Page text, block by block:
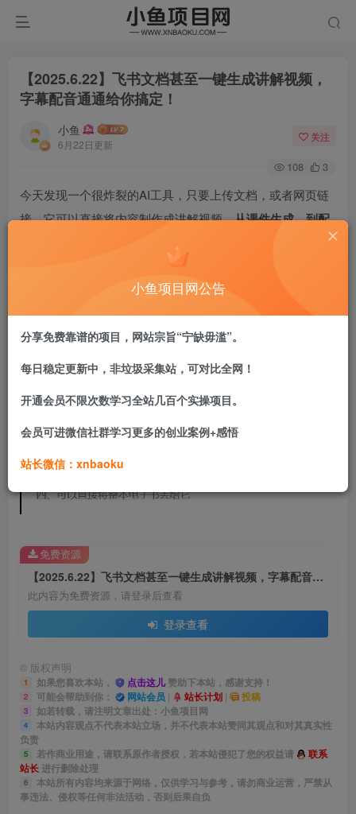
【2025.6.22】飞书文档甚至一键生成讲解视频，
字幕配音通通给你搞定！
小鱼
6月22日更新
关注
108 3
今天发现一个很炸裂的AI工具，只要上传文档，或者网页链
接。它可以直接将内容制作成讲解视频。从课件生成，到配
工具使用也非常简单！小白直接上手用就行了。​
【2025.6.22】飞书文档甚至一键生成讲解视频，字幕配音通通给你搞定！
此内容为免费资源，请登录后查看
登录查看
免费资源
© 版权声明
1 如果您喜欢本站， 点击这儿赞助下本站，感谢支持！
2 可能会帮助到你： 网站会员 | 站长计划 | 投稿
3 如若转载，请注明文章出处：小鱼项目网
4
本站内容观点不代表本站立场，并不代表本站赞同其观点和对其真实性
负责
5 若作商业用途，请联系原作者授权，若本站侵犯了您的权益请
联系
站长进行删除处理
6
本站所有内容均来源于网络，仅供学习与参考，请勿商业运营，严禁从
事违法、侵权等任何非法活动，否则后果自负
小鱼项目网公告
分享免费靠谱的项目，网站宗旨“宁缺毋滥”。
每日稳定更新中，非垃圾采集站，可对比全网！
开通会员不限次数学习全站几百个实操项目。
会员可进微信社群学习更多的创业案例+感悟
站长微信：xnbaoku